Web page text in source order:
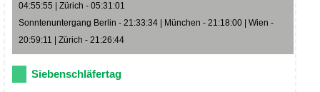
04:55:55 | Zürich - 05:31:01
Sonntenuntergang Berlin - 21:33:34 | München - 21:18:00 | Wien -
20:59:11 | Zürich - 21:26:44
Siebenschläfertag